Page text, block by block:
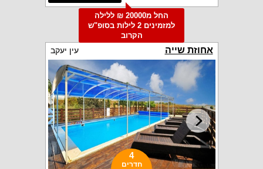
החל מ20000 ₪ ללילה
למזמינים 2 לילות בסופ"ש
הקרוב
אחוזת שייה עין יעקב
4
חדרים